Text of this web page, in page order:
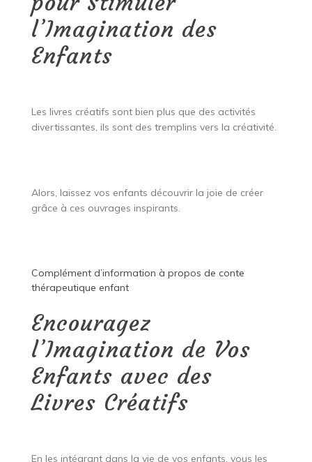
l’Imagination des
Enfants
Les livres créatifs sont bien plus que des activités
divertissantes, ils sont des tremplins vers la créativité.
Alors, laissez vos enfants découvrir la joie de créer
grâce à ces ouvrages inspirants.
Complément d’information à propos de conte
thérapeutique enfant
Encouragez
l’Imagination de Vos
Enfants avec des
Livres Créatifs
En les intégrant dans la vie de vos enfants, vous les